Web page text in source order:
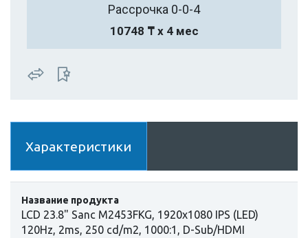
Рассрочка 0-0-4
10748 ₸ х 4 мес
Характеристики
Название продукта
LCD 23.8" Sanc M2453FKG, 1920x1080 IPS (LED)
120Hz, 2ms, 250 cd/m2, 1000:1, D-Sub/HDMI